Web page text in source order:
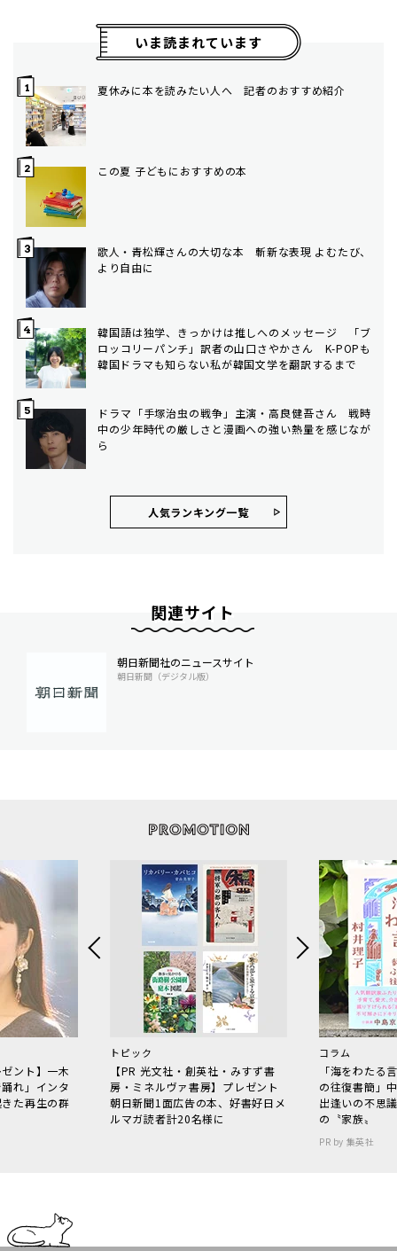
いま読まれています
夏休みに本を読みたい人へ 記者のおすすめ紹介
この夏 子どもにおすすめの本
歌人・青松輝さんの大切な本 斬新な表現 よむたび、
より自由に
韓国語は独学、きっかけは推しへのメッセージ 「ブ
ロッコリーパンチ」訳者の山口さやかさん K-POPも
韓国ドラマも知らない私が韓国文学を翻訳するまで
ドラマ「手塚治虫の戦争」主演・高良健吾さん 戦時
中の少年時代の厳しさと漫画への強い熱量を感じなが
ら
人気ランキング⼀覧
関連サイト
朝日新聞社のニュースサイト
朝日新聞（デジタル版）
ント】一木
れ」インタ
た再生の群
トピック
【PR 光文社・創英社・みすず書
房・ミネルヴァ書房】プレゼント
朝日新聞1面広告の本、好書好日メ
ルマガ読者計20名様に
コラム
「海をわた
の往復書簡」
出逢いの不思
の〝家族〟
PR by 集英社